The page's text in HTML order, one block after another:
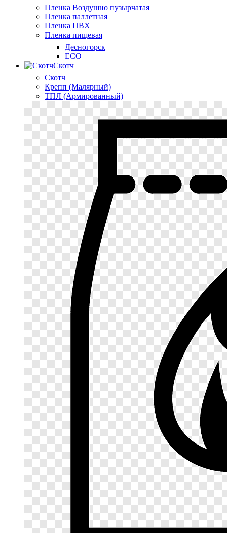
Пленка Воздушно пузырчатая
Пленка паллетная
Пленка ПВХ
Пленка пищевая
Десногорск
ECO
Скотч
Скотч
Крепп (Малярный)
ТПЛ (Армированный)